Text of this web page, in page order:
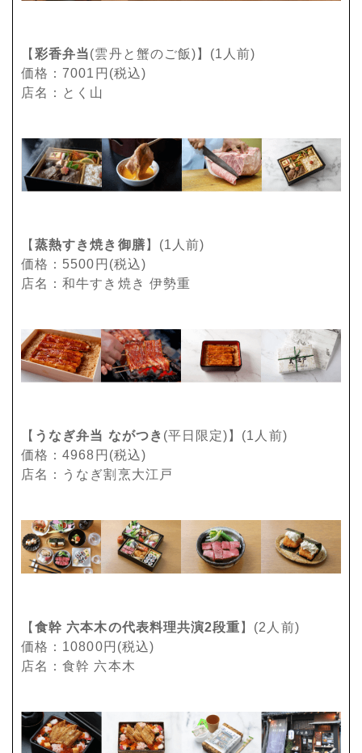
【彩香弁当(雲丹と蟹のご飯)】(1人前)
価格：7001円(税込)
店名：とく山
【蒸熱すき焼き御膳 】(1人前)
価格：5500円(税込)
店名：和牛すき焼き 伊勢重
【 うなぎ弁当 ながつき (平日限定)】(1人前)
価格：4968円(税込)
店名：うなぎ割烹大江戸
【食幹 六本木の代表料理共演2段重 】(2人前)
価格：10800円(税込)
店名：食幹 六本木